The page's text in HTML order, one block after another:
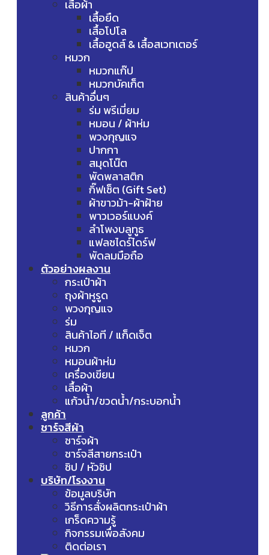
เสื้อผ้า
เสื้อยืด
เสื้อโปโล
เสื้อฮูดส์ & เสื้อสเวทเตอร์
หมวก
หมวกแก๊ป
หมวกบัคเก็ต
สินค้าอื่นๆ
ร่ม พรีเมี่ยม
หมอน / ผ้าห่ม
พวงกุญแจ
ปากกา
สมุดโน๊ต
พัดพลาสติก
กิ๊ฟเซ็ต (Gift Set)
ผ้าขาวม้า-ผ้าฝ้าย
พาวเวอร์แบงค์
ลำโพงบลูทูธ
แฟลชไดร์ไดร์ฟ
พัดลมมือถือ
ตัวอย่างผลงาน
กระเป๋าผ้า
ถุงผ้าหูรูด
พวงกุญแจ
ร่ม
สินค้าไอที / แก็ดเจ็ต
หมวก
หมอนผ้าห่ม
เครื่องเขียน
เสื้อผ้า
แก้วน้ำ/ขวดน้ำ/กระบอกน้ำ
ลูกค้า
ชาร์จสีผ้า
ชาร์จผ้า
ชาร์จสีสายกระเป๋า
ซิป / หัวซิป
บริษัท/โรงงาน
ข้อมูลบริษัท
วิธีการสั่งผลิตกระเป๋าผ้า
เกร็ดความรู้
กิจกรรมเพื่อสังคม
ติดต่อเรา